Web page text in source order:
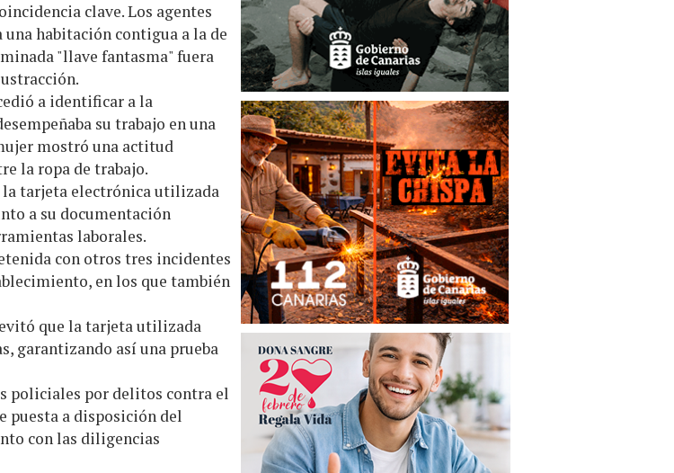
clave. Los agentes
habitación contigua a la de
"llave fantasma" fuera
a identificar a la
su trabajo en una
mostró una actitud
la ropa de trabajo.
tarjeta electrónica utilizada
a su documentación
laborales.
con otros tres incidentes
en los que también
que la tarjeta utilizada
garantizando así una prueba
policiales por delitos contra el
puesta a disposición del
con las diligencias